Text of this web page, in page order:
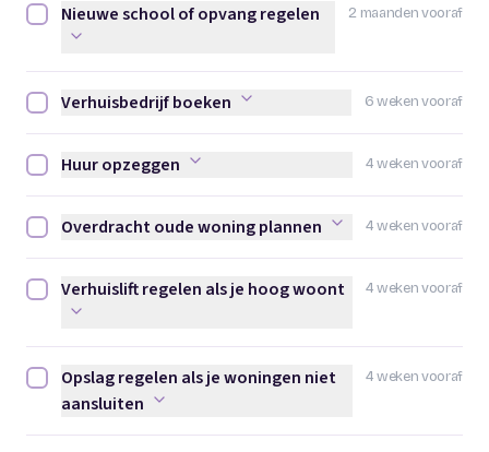
2 maanden vooraf
Nieuwe school of opvang regelen afvinken
Nieuwe school of opvang regelen
6 weken vooraf
Verhuisbedrijf boeken afvinken
Verhuisbedrijf boeken
4 weken vooraf
Huur opzeggen afvinken
Huur opzeggen
4 weken vooraf
Overdracht oude woning plannen afvinken
Overdracht oude woning plannen
4 weken vooraf
Verhuislift regelen als je hoog woont afvinken
Verhuislift regelen als je hoog woont
4 weken vooraf
Opslag regelen als je woningen niet aansluiten afvinken
Opslag regelen als je woningen niet
aansluiten